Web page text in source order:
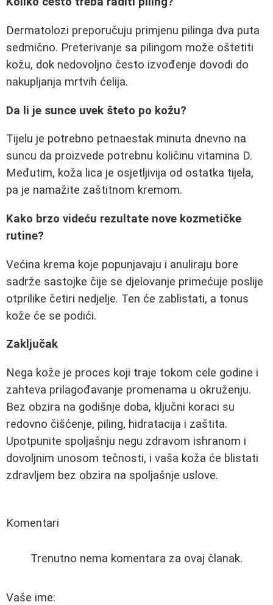
Dermatolozi preporučuju primjenu pilinga dva puta
sedmično. Preterivanje sa pilingom može oštetiti
kožu, dok nedovoljno često izvođenje dovodi do
nakupljanja mrtvih ćelija.
Da li je sunce uvek šteto po kožu?
Tijelu je potrebno petnaestak minuta dnevno na
suncu da proizvede potrebnu količinu vitamina D.
Međutim, koža lica je osjetljivija od ostatka tijela,
pa je namažite zaštitnom kremom.
Kako brzo videću rezultate nove kozmetičke
rutine?
Većina krema koje popunjavaju i anuliraju bore
sadrže sastojke čije se djelovanje primećuje poslije
otprilike četiri nedjelje. Ten će zablistati, a tonus
kože će se podići.
Zaključak
Nega kože je proces koji traje tokom cele godine i
zahteva prilagođavanje promenama u okruženju.
Bez obzira na godišnje doba, ključni koraci su
redovno čišćenje, piling, hidratacija i zaštita.
Upotpunite spoljašnju negu zdravom ishranom i
dovoljnim unosom tečnosti, i vaša koža će blistati
zdravljem bez obzira na spoljašnje uslove.
Komentari
Trenutno nema komentara za ovaj članak.
Vaše ime: